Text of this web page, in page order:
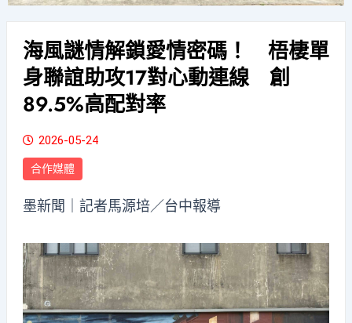
海風謎情解鎖愛情密碼！ 梧棲單
身聯誼助攻17對心動連線 創
89.5%高配對率
2026-05-24
合作媒體
墨新聞 ｜記者馬源培／台中報導